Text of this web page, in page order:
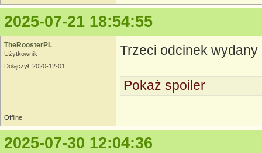
2025-07-21 18:54:55
TheRoosterPL
Użytkownik
Dołączył: 2020-12-01
Trzeci odcinek wydany
Pokaż spoiler
Offline
2025-07-30 12:04:36